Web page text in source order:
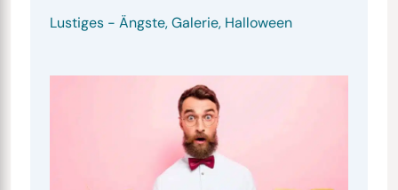
Lustiges- Ängste,Galerie, Halloween